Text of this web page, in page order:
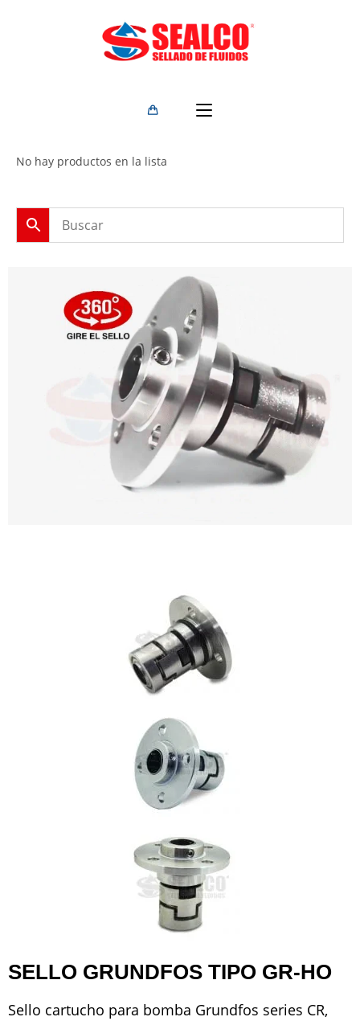
No hay productos en la lista
SELLO GRUNDFOS TIPO GR-HO
Sello cartucho para bomba Grundfos series CR,